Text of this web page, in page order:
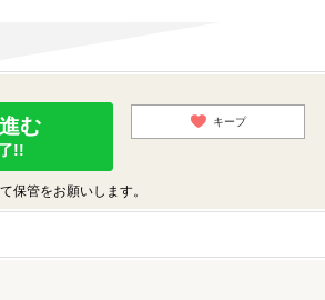
む
!!
キープ
保管をお願いします。